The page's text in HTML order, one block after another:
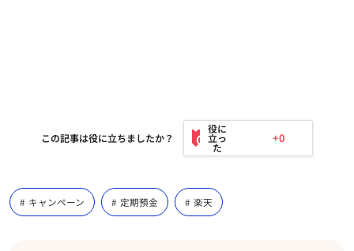
この記事は役に立ちましたか？ +0
キャンペーン 定期預金 楽天